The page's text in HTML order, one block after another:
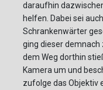
daraufhin
helfen. Dabei sei
Schrankenwärter
ging dieser
dem Weg dorthin
Kamera um und
zufolge das Objektiv